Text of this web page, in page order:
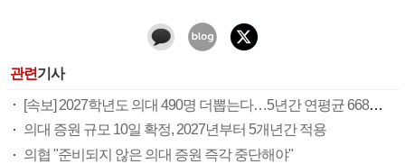
관련기사
[속보] 2027학년도 의대 490명 더뽑는다…5년간 연평균 668명 증원
의대 증원 규모 10일 확정, 2027년부터 5개년간 적용
의협 "준비되지 않은 의대 증원 즉각 중단해야"